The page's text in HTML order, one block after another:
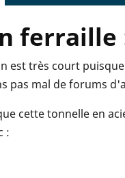
est très court
pas mal de forums
cette tonnelle en
: